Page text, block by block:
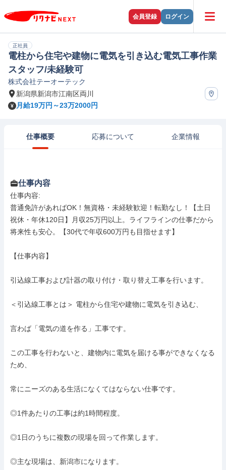
会員登録 ログイン
正社員
電柱から住宅や建物に電気を引き込む電気工事作業
スタッフ/未経験可
株式会社テーオーテック
新潟県新潟市江南区両川
月給19万円～23万2000円
仕事概要 応募について 企業情報
仕事内容
仕事内容:
普通免許があればOK！無資格・未経験歓迎！転勤なし！【土日
祝休・年休120日】月収25万円以上。ライフラインの仕事だから
将来性も安心。【30代で年収600万円も目指せます】
【仕事内容】
引込線工事および計器の取り付け・取り替え工事を行います。
＜引込線工事とは＞ 電柱から住宅や建物に電気を引き込む、
言わば「電気の道を作る」工事です。
この工事を行わないと、建物内に電気を届ける事ができなくなる
ため、
常にニーズのある生活になくてはならない仕事です。
◎1件あたりの工事は約1時間程度。
◎1日のうちに複数の現場を回って作業します。
◎主な現場は、新潟市になります。